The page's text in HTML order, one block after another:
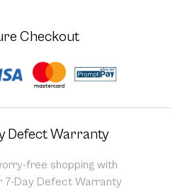
Checkout
Defect Warranty
free shopping with
7-Day Defect Warranty